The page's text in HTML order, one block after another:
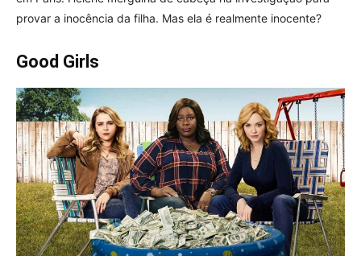
provar a inocência da filha. Mas ela é realmente inocente?
Good Girls